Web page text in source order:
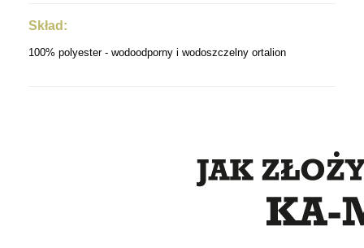
Skład:
100% polyester - wodoodporny i wodoszczelny ortalion